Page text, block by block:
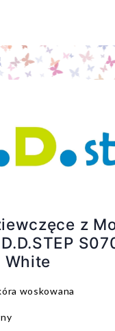
z
White
woskowana